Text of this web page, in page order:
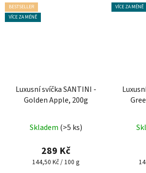
BESTSELLER
VÍCE ZA MÉNĚ
Luxusní svíčka SANTINI -
Golden Apple, 200g
Skladem (>5 ks)
289 Kč
Měrná
144,50 Kč / 100 g
VÍCE ZA MÉNĚ